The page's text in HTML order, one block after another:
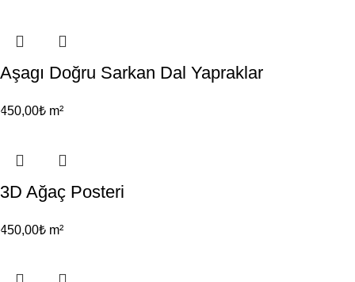
Aşagı Doğru Sarkan Dal Yapraklar
450,00₺ m²
3D Ağaç Posteri
450,00₺ m²